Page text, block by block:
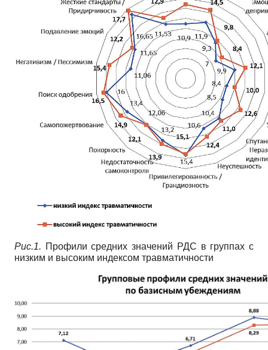
Рис.1. Профили средних значений РДС в группах с
низким и высоким индексом травматичности